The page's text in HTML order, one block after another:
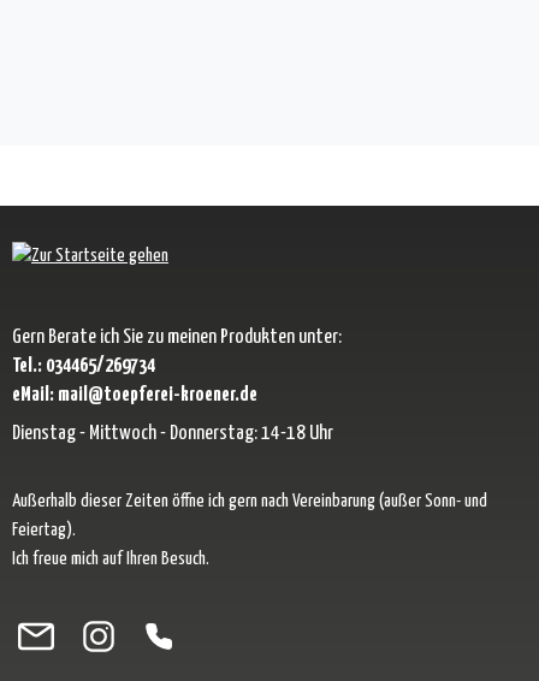
Gern Berate ich Sie zu meinen Produkten unter:
Tel.: 034465/269734
eMail: mail@toepferei-kroener.de
Dienstag - Mittwoch - Donnerstag: 14-18 Uhr
Außerhalb dieser Zeiten öffne ich gern nach Vereinbarung (außer Sonn- und
Feiertag).
Ich freue mich auf Ihren Besuch.
Besuche uns auf Facebook – öffnet in neuem Tab (externer Link)
Schau auf Instagram vorbei – öffnet in neuem Tab (externer Link)
Lass dich auf Pinterest inspirieren – öffnet in neuem Tab
Folge uns auf X – öffnet in neuem Tab (externer Link)